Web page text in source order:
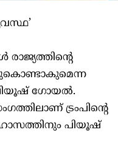
രാജ്യത്തിന്റെ
പിയൂഷ് ഗോയൽ.
ട്രംപിന്റെ
പിയൂഷ്